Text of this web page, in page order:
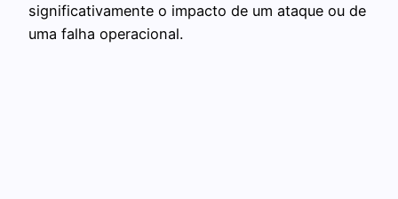
significativamente o impacto de um ataque ou de
uma falha operacional.